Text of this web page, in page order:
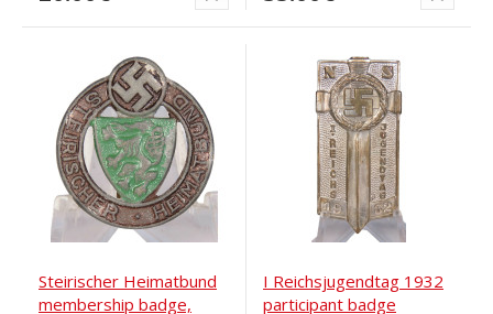
Steirischer Heimatbund
membership badge,
I Reichsjugendtag 1932
participant badge